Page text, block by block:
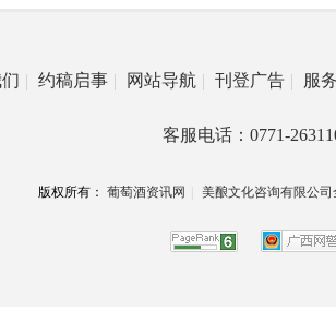
| 约稿启事 | 网站导航 | 刊登广告 | 服
客服电话：0771-
版权所有： 葡萄酒资讯网 美酿文化咨询有限公司